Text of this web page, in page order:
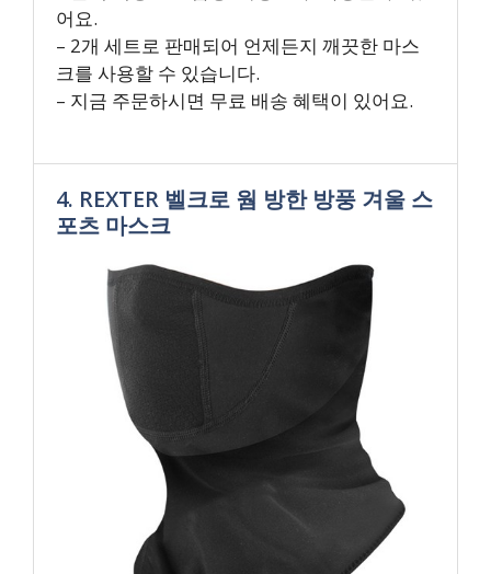
어요.
– 2개 세트로 판매되어 언제든지 깨끗한 마스
크를 사용할 수 있습니다.
– 지금 주문하시면 무료 배송 혜택이 있어요.
4. REXTER 벨크로 웜 방한 방풍 겨울 스
포츠 마스크